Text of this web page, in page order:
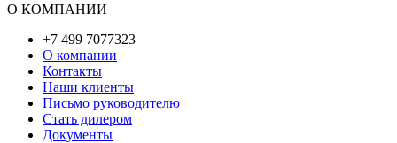
О КОМПАНИИ
+7 499 7077323
О компании
Контакты
Наши клиенты
Письмо руководителю
Стать дилером
Документы